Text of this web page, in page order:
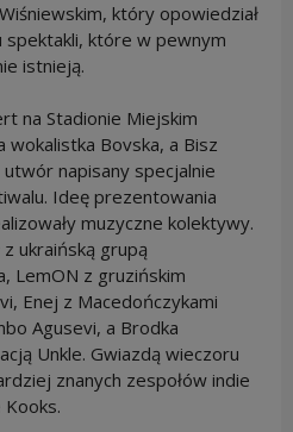
który opowiedział
spektakli, które w pewnym
istnieją.
na Stadionie Miejskim
wokalistka Bovska, a Bisz
napisany specjalnie
Ideę prezentowania
muzyczne kolektywy.
ukraińską grupą
LemON z gruzińskim
Enej z Macedończykami
Agusevi, a Brodka
Unkle. Gwiazdą wieczoru
znanych zespołów indie